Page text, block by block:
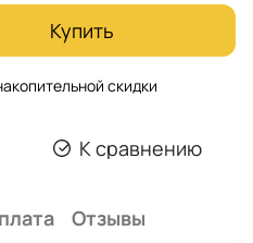
Купить
скидки
К сравнению
Отзывы